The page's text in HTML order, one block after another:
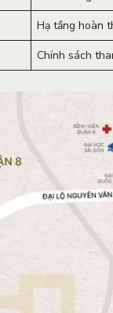
Hạ tầng hoàn
Chính sách